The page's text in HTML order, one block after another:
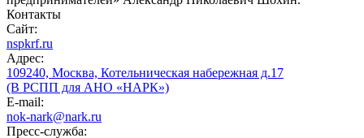
Контакты
Сайт:
nspkrf.ru
Адрес:
109240, Москва, Котельническая набережная д.17
(В РСПП для АНО «НАРК»)
E-mail:
nok-nark@nark.ru
Пресс-служба: